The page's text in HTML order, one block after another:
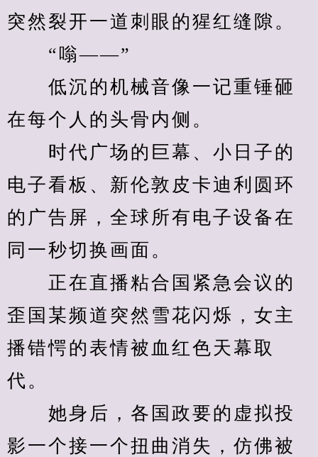
突然裂开一道刺眼的猩红缝隙。
“嗡——”
低沉的机械音像一记重锤砸
在每个人的头骨内侧。
时代广场的巨幕、小日子的
电子看板、新伦敦皮卡迪利圆环
的广告屏，全球所有电子设备在
同一秒切换画面。
正在直播粘合国紧急会议的
歪国某频道突然雪花闪烁，女主
播错愕的表情被血红色天幕取
代。
她身后，各国政要的虚拟投
影一个接一个扭曲消失，仿佛被